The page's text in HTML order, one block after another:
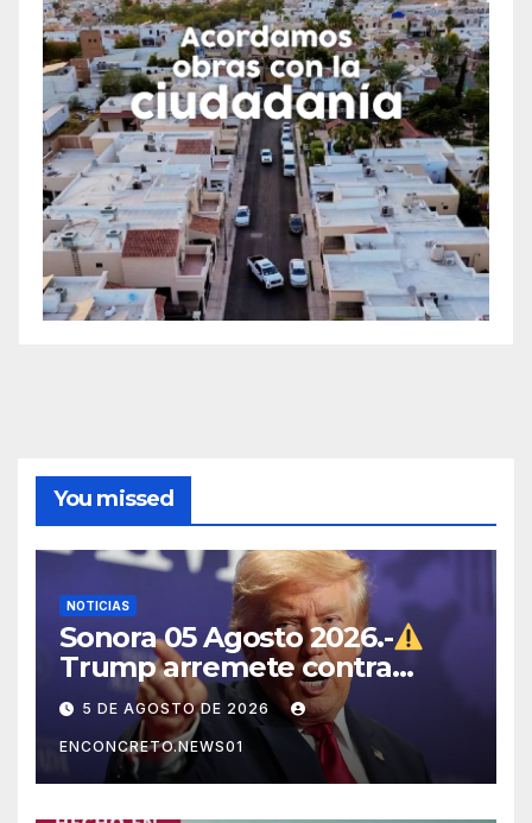
You missed
NOTICIAS
Sonora 05 Agosto 2026.-
Trump arremete contra
México, Canadá y otras
potencias por supuestos
abusos comerciales
5 DE AGOSTO DE 2026
ENCONCRETO.NEWS01